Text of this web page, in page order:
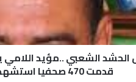
الحشد الشعبي ..مؤيد اللامي
قدمت 470 صحفيا استشهد منذ 2003